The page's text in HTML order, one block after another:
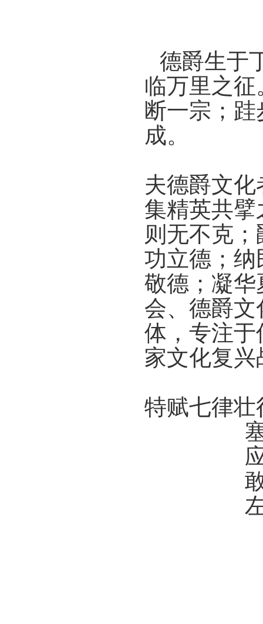
德爵生于
临万里之
断一宗；
成。
夫德爵文
集精英共
则无不克
功立德；
敬德；凝
会、德爵
体，专注
家文化复
特赋七律壮